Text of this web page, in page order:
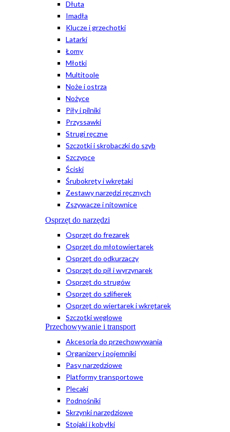
Dłuta
Imadła
Klucze i grzechotki
Latarki
Łomy
Młotki
Multitoole
Noże i ostrza
Nożyce
Piły i pilniki
Przyssawki
Strugi ręczne
Szczotki i skrobaczki do szyb
Szczypce
Ściski
Śrubokręty i wkrętaki
Zestawy narzędzi ręcznych
Zszywacze i nitownice
Osprzęt do narzędzi
Osprzęt do frezarek
Osprzęt do młotowiertarek
Osprzęt do odkurzaczy
Osprzęt do pił i wyrzynarek
Osprzęt do strugów
Osprzęt do szlifierek
Osprzęt do wiertarek i wkrętarek
Szczotki węglowe
Przechowywanie i transport
Akcesoria do przechowywania
Organizery i pojemniki
Pasy narzędziowe
Platformy transportowe
Plecaki
Podnośniki
Skrzynki narzędziowe
Stojaki i kobyłki